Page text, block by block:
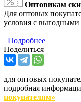
Оптовикам
Для оптовых
условия с выгодными
Подробнее
Поделиться
для оптовых
подробная
покупателям»